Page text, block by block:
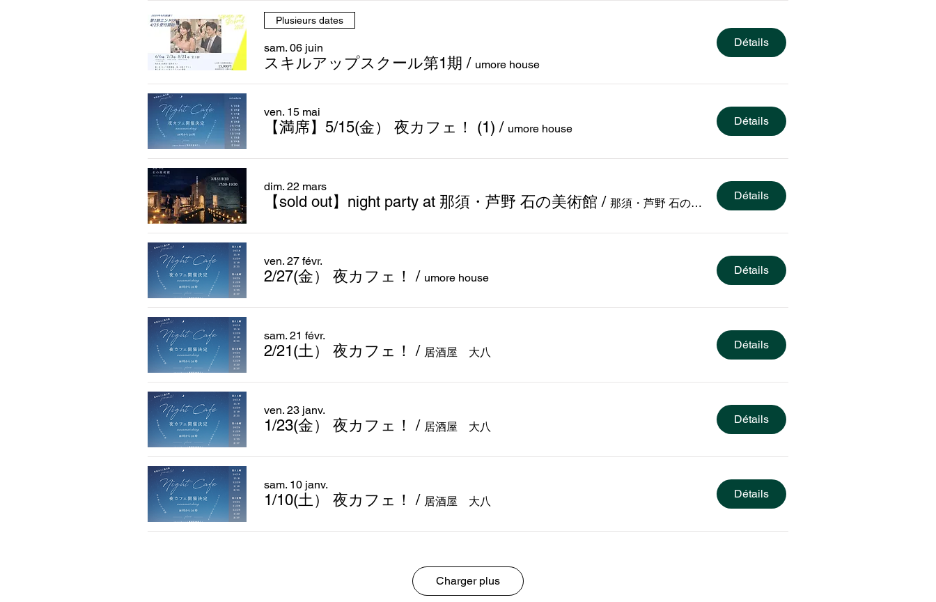
Plusieurs dates
sam. 06 juin
スキルアップスクール第1期 / umore house
Détails
ven. 15 mai
【満席】5/15(金） 夜カフェ！ (1) / umore house
Détails
dim. 22 mars
【sold out】night party at 那須・芦野 石の美術館 / 那須・芦野 石の美術館
Détails
ven. 27 févr.
2/27(金） 夜カフェ！ / umore house
Détails
sam. 21 févr.
2/21(土） 夜カフェ！ / 居酒屋 大八
Détails
ven. 23 janv.
1/23(金） 夜カフェ！ / 居酒屋 大八
Détails
sam. 10 janv.
1/10(土） 夜カフェ！ / 居酒屋 大八
Détails
Charger plus